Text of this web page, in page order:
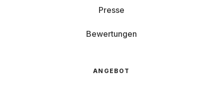
Presse
Bewertungen
ANGEBOT